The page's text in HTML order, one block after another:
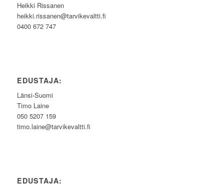
Heikki Rissanen
heikki.rissanen@tarvikevaltti.fi
0400 672 747
EDUSTAJA:
Länsi-Suomi
Timo Laine
050 5207 159
timo.laine@tarvikevaltti.fi
EDUSTAJA: